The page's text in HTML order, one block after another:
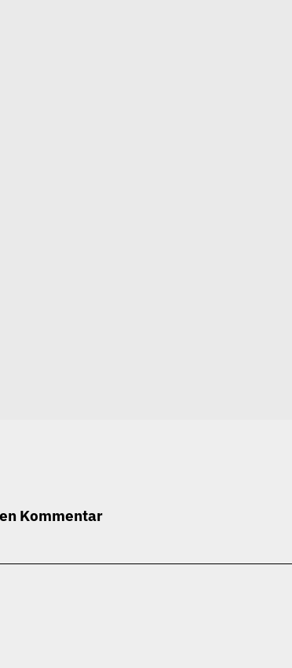
Kommentar